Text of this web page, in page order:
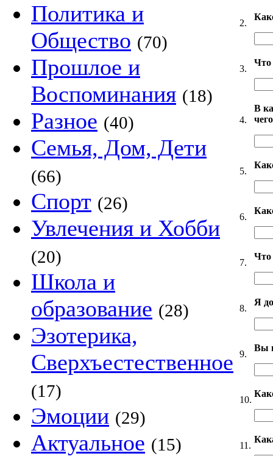
Политика и
Общество (70)
Прошлое и
Воспоминания (18)
Разное (40)
Семья, Дом, Дети
(66)
Спорт (26)
Увлечения и Хобби
(20)
Школа и
образование (28)
Эзотерика,
Сверхъестественное
(17)
Эмоции (29)
Актуальное (15)
2.
3.
Что
4.
В
5.
6.
7.
Что
8.
Я
9.
Вы
10.
11.